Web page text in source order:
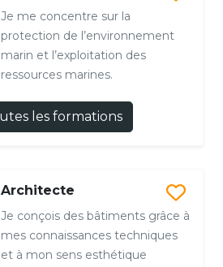
Je me concentre sur la
protection de l’environnement
marin et l’exploitation des
ressources marines.
les formations
Architecte
Je conçois des bâtiments grâce à
mes connaissances techniques
et à mon sens esthétique